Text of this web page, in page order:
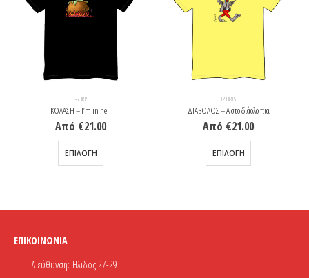
T-SHIRTS
ΚΟΛΑΣΗ – I’m in hell
Από €21.00
ΕΠΙΛΟΓΉ
Αυτό το προϊόν έχει πολλαπλές παραλλαγές. Οι επιλογές μπορούν να επιλεγούν στη σελίδα του προϊόντος
T-SHIRTS
ΔΙΑΒΟΛΟΣ – Α στο διάολο πια
Από €21.00
ΕΠΙΛΟΓΉ
Αυτό το προϊόν έχει πολλαπλές παραλλαγές. Οι επιλογές μπορούν να επιλεγούν στη σελίδα του προϊόντος
ΕΠΙΚΟΙΝΩΝΊΑ
Διεύθυνση: Ήλιδος 27-29